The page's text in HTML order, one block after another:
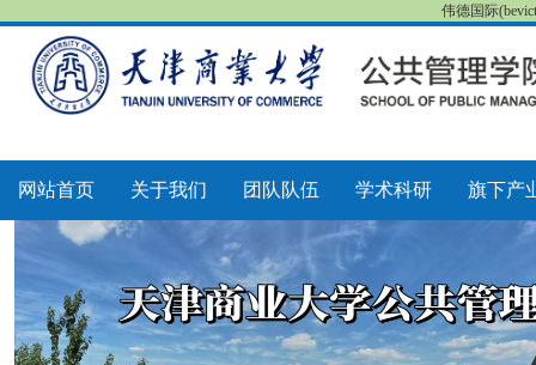
伟德国际
网站首页 关于我们 团队队伍 学术科研 旗下产